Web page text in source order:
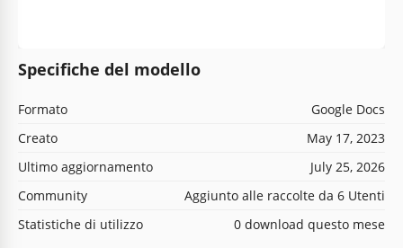
Specifiche del modello
Formato
Google Docs
Creato
May 17, 2023
Ultimo aggiornamento
July 25, 2026
Community
Aggiunto alle raccolte da 6 Utenti
Statistiche di utilizzo
0 download questo mese